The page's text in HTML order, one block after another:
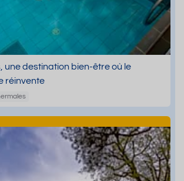
une destination bien-être où le
réinvente